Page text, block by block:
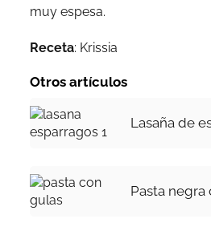
muy espesa.
Receta: Krissia
Otros artículos
Lasaña de
Pasta negra